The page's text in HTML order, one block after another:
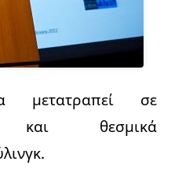
σε
και θεσμικά